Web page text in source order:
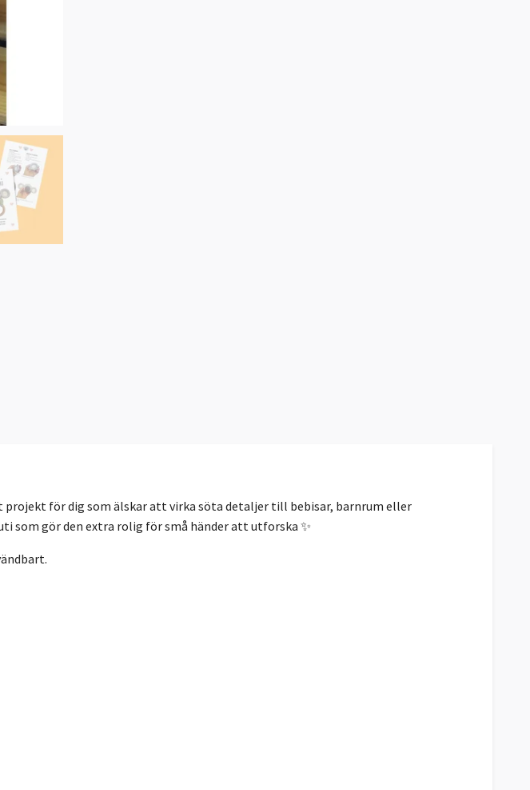
för dig som älskar att virka söta detaljer till bebisar, barnrum eller
som gör den extra rolig för små händer att utforska ✨